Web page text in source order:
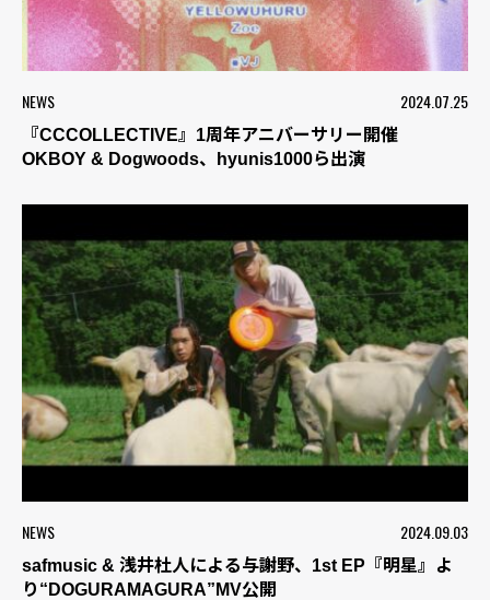
NEWS 2024.07.25
『CCCOLLECTIVE』1周年アニバーサリー開催
OKBOY & Dogwoods、hyunis1000ら出演
NEWS 2024.09.03
safmusic & 浅井杜人による与謝野、1st EP『明星』よ
り“DOGURAMAGURA”MV公開